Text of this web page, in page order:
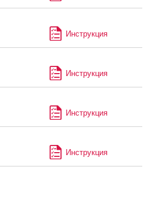
Инструкция
Инструкция
Инструкция
Инструкция